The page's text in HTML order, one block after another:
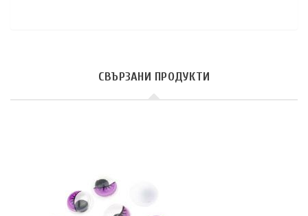
СВЪРЗАНИ ПРОДУКТИ